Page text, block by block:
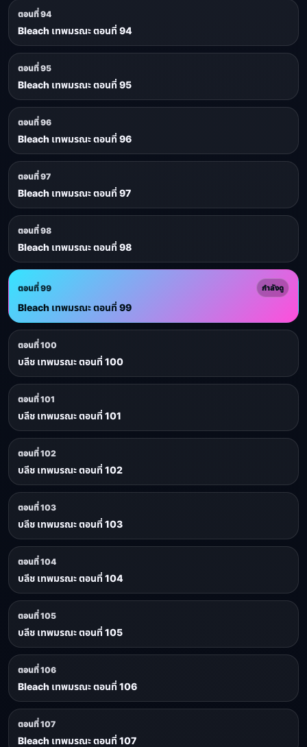
ตอนที่ 94
Bleach เทพมรณะ ตอนที่ 94
ตอนที่ 95
Bleach เทพมรณะ ตอนที่ 95
ตอนที่ 96
Bleach เทพมรณะ ตอนที่ 96
ตอนที่ 97
Bleach เทพมรณะ ตอนที่ 97
ตอนที่ 98
Bleach เทพมรณะ ตอนที่ 98
ตอนที่ 99 กำลังดู
Bleach เทพมรณะ ตอนที่ 99
ตอนที่ 100
บลีช เทพมรณะ ตอนที่ 100
ตอนที่ 101
บลีช เทพมรณะ ตอนที่ 101
ตอนที่ 102
บลีช เทพมรณะ ตอนที่ 102
ตอนที่ 103
บลีช เทพมรณะ ตอนที่ 103
ตอนที่ 104
บลีช เทพมรณะ ตอนที่ 104
ตอนที่ 105
บลีช เทพมรณะ ตอนที่ 105
ตอนที่ 106
Bleach เทพมรณะ ตอนที่ 106
ตอนที่ 107
Bleach เทพมรณะ ตอนที่ 107